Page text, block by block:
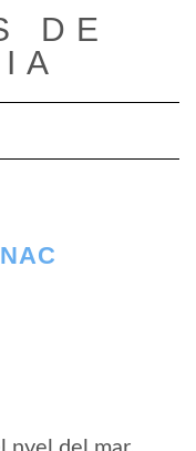
DE
de navegación